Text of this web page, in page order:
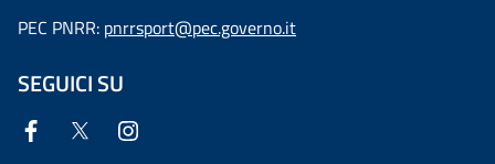
PEC PNRR: pnrrsport@pec.governo.it
SEGUICI SU